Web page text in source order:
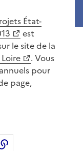
État-
est
le site de la
. Vous
pour
page,
LinkedInpar email